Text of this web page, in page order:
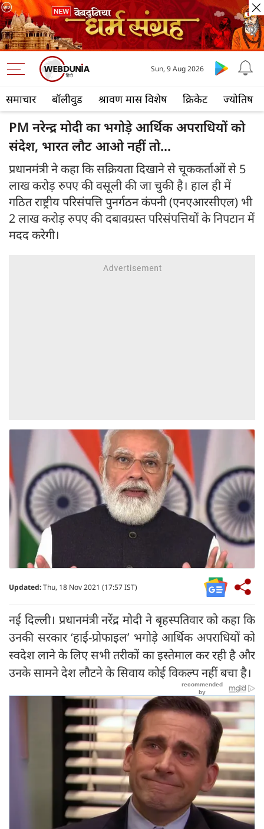
समाचार बॉलीवुड श्रावण मास विशेष क्रिकेट ज्योतिष
Sun, 9 Aug 2026
PM नरेन्द्र मोदी का भगोड़े आर्थिक अपराधियों को
संदेश, भारत लौट आओ नहीं तो...
प्रधानमंत्री ने कहा कि सक्रियता दिखाने से चूककर्ताओं से 5
लाख करोड़ रुपए की वसूली की जा चुकी है। हाल ही में
गठित राष्ट्रीय परिसंपत्ति पुनर्गठन कंपनी (एनएआरसीएल) भी
2 लाख करोड़ रुपए की दबावग्रस्त परिसंपत्तियों के निपटान में
मदद करेगी।
Updated:Thu, 18 Nov 2021 (17:57 IST)
नई दिल्ली। प्रधानमंत्री नरेंद्र मोदी ने बृहस्पतिवार को कहा कि
उनकी सरकार ‘हाई-प्रोफाइल’ भगोड़े आर्थिक अपराधियों को
स्वदेश लाने के लिए सभी तरीकों का इस्तेमाल कर रही है और
उनके सामने देश लौटने के सिवाय कोई विकल्प नहीं बचा है।